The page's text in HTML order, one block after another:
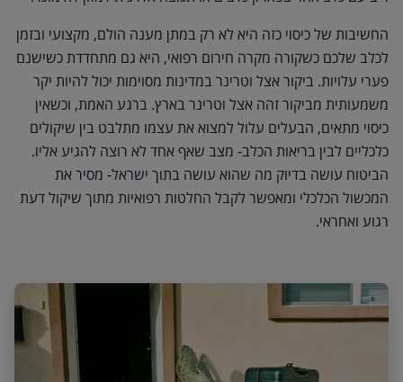
החשיבות של כיסוי כזה היא לא רק במתן מענה הולם, מקצועי ובזמן
לכלב שלכם כשקורה מקרה חירום רפואי, היא גם מתחדדת כשישנם
פערי עלויות. ביקור אצל וטרינר במדינות מסוימות יכול להיות יקר
משמעותית מביקור זהה אצל וטרינר בארץ. ברגע האמת, וכשאין
כיסוי מתאים, הבעלים עלול למצוא את עצמו מתלבט בין שיקולים
כלכליים לבין בריאות הכלב- מצב שאף אחד לא רוצה להגיע אליו.
הביטוח עושה בדיוק מה שהוא עושה בתוך ישראל- מסיר את
המכשול הכלכלי ומאפשר לקבל החלטות רפואיות מתוך שיקול דעת
רגוע ואחראי.